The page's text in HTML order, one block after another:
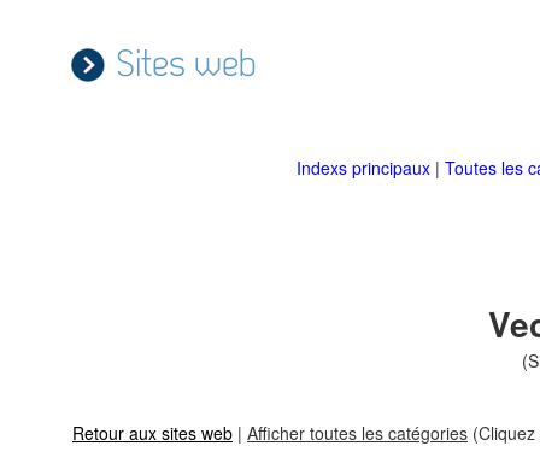
Sites web
Indexs principaux | Toutes les
Retour aux sites web | Afficher toutes les catégories